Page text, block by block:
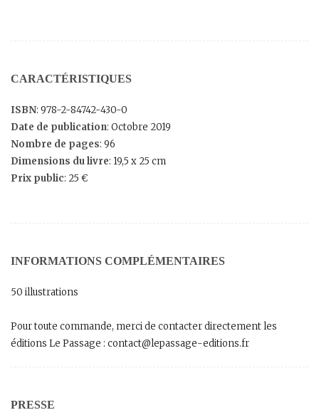
CARACTÉRISTIQUES
ISBN: 978-2-84742-430-0
Date de publication: Octobre 2019
Nombre de pages: 96
Dimensions du livre: 19,5 x 25 cm
Prix public: 25 €
INFORMATIONS COMPLÉMENTAIRES
50 illustrations
Pour toute commande, merci de contacter directement les
éditions Le Passage : contact@lepassage-editions.fr
PRESSE